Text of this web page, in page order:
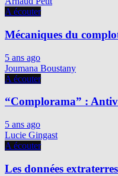
A écouter
Mécaniques du
5 ans ago
Joumana Boustany
A écouter
“Complorama” :
5 ans ago
Lucie Gingast
A écouter
Les données